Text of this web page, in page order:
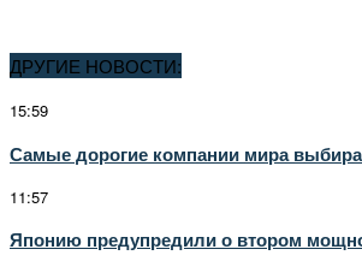
ДРУГИЕ НОВОСТИ:
15:59
Самые дорогие компании мира
11:57
Японию предупредили о втором